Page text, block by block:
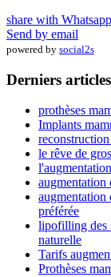
share with Whatsapp
Send by email
powered by social2s
Derniers articles
prothèses
Implants
le rêve de
augmentation
augmentation
préférée
lipofilling des
naturelle
Tarifs
Prothèses